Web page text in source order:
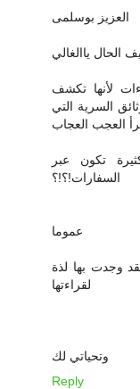
العزيز بوسلمى
الحال ياالغالي
لأنها تكشف
السرية التي
العجب العجاب
تكون عبر
السفارات!؟!؟
عموما
وجدت بها لذة
لقراءتها
وتحياتي لك
Reply